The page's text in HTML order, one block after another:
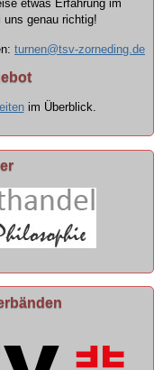
etwas Erfahrung im
genau richtig!
turnen@tsv-zorneding.de
im Überblick.